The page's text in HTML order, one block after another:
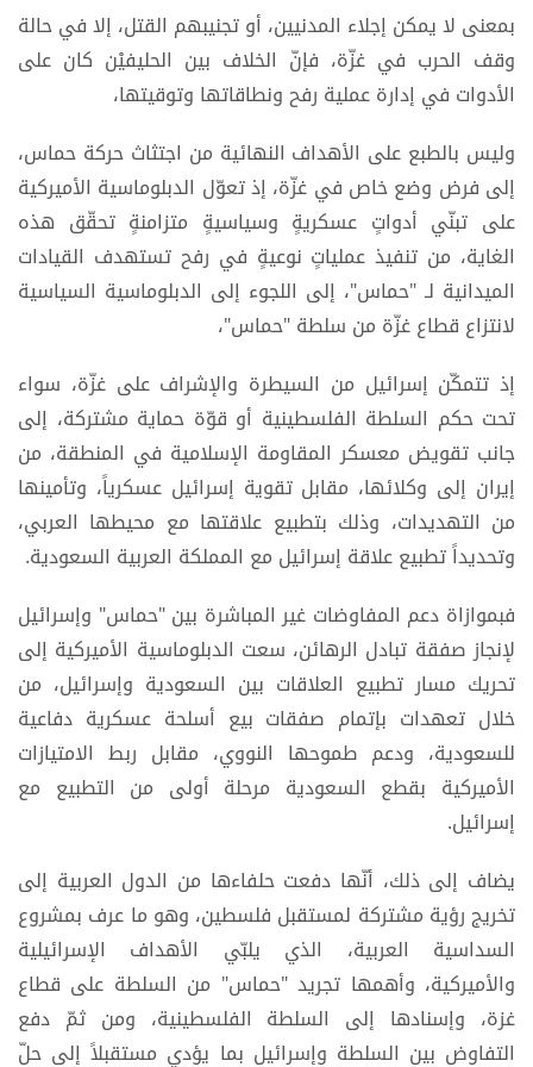
بمعنى لا يمكن إجلاء المدنيين، أو تجنيبهم القتل، إلا في حالة
وقف الحرب في غزّة، فإنّ الخلاف بين الحليفيْن كان على
الأدوات في إدارة عملية رفح ونطاقاتها وتوقيتها،
وليس بالطبع على الأهداف النهائية من اجتثاث حركة حماس،
إلى فرض وضع خاص في غزّة، إذ تعوّل الدبلوماسية الأميركية
على تبنّي أدواتٍ عسكريةٍ وسياسيةٍ متزامنةٍ تحقّق هذه
الغاية، من تنفيذ عملياتٍ نوعيةٍ في رفح تستهدف القيادات
الميدانية لـ "حماس"، إلى اللجوء إلى الدبلوماسية السياسية
لانتزاع قطاع غزّة من سلطة "حماس"،
إذ تتمكّن إسرائيل من السيطرة والإشراف على غزّة، سواء
تحت حكم السلطة الفلسطينية أو قوّة حماية مشتركة، إلى
جانب تقويض معسكر المقاومة الإسلامية في المنطقة، من
إيران إلى وكلائها، مقابل تقوية إسرائيل عسكرياً، وتأمينها
من التهديدات، وذلك بتطبيع علاقتها مع محيطها العربي،
وتحديداً تطبيع علاقة إسرائيل مع المملكة العربية السعودية.
فبموازاة دعم المفاوضات غير المباشرة بين "حماس" وإسرائيل
لإنجاز صفقة تبادل الرهائن، سعت الدبلوماسية الأميركية إلى
تحريك مسار تطبيع العلاقات بين السعودية وإسرائيل، من
خلال تعهدات بإتمام صفقات بيع أسلحة عسكرية دفاعية
للسعودية، ودعم طموحها النووي، مقابل ربط الامتيازات
الأميركية بقطع السعودية مرحلة أولى من التطبيع مع
إسرائيل.
يضاف إلى ذلك، أنّها دفعت حلفاءها من الدول العربية إلى
تخريج رؤية مشتركة لمستقبل فلسطين، وهو ما عرف بمشروع
السداسية العربية، الذي يلبّي الأهداف الإسرائيلية
والأميركية، وأهمها تجريد "حماس" من السلطة على قطاع
غزة، وإسنادها إلى السلطة الفلسطينية، ومن ثمّ دفع
التفاوض بين السلطة وإسرائيل بما يؤدي مستقبلاً إلى حلّ